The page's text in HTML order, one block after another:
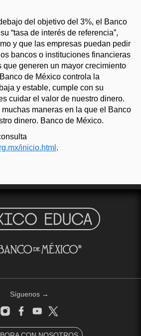
del objetivo del 3%, el Banco
“tasa de interés de referencia”,
y que las empresas puedan pedir
bancos o instituciones financieras
que generen un mayor crecimiento
de México controla la
y estable, cumple con su
cuidar el valor de nuestro dinero.
maneras en la que el Banco
dinero. Banco de México.
inicio.html .
Síguenos →